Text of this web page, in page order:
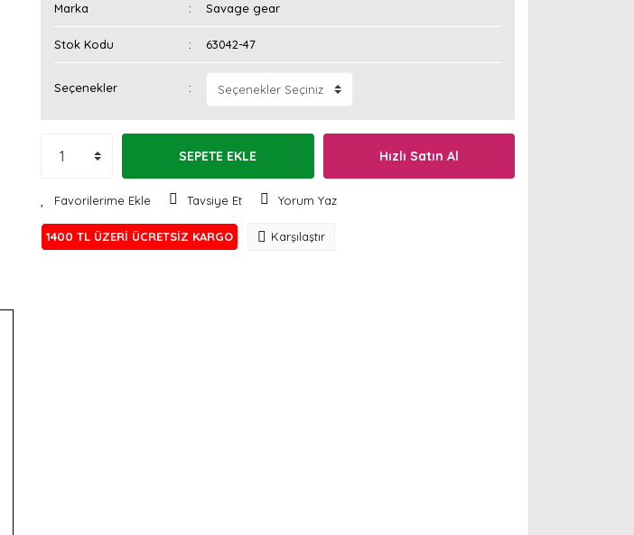
Marka Savage gear
Stok Kodu 63042-47
Seçenekler
SEPETE EKLE Hızlı Satın Al
Tavsiye Et Yorum Yaz
1400 TL ÜZERİ ÜCRETSİZ KARGO Karşılaştır